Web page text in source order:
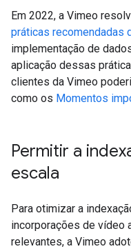
Em 2022, a Vimeo
práticas recomendadas
implementação de
aplicação dessas
clientes da Vimeo
como os Momentos
Permitir a
escala
Para otimizar a
incorporações de vídeo
relevantes, a Vimeo